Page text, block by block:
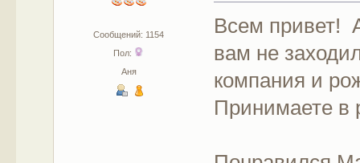
Сообщений: 1154
Пол:
Аня
Всем привет!
вам не
компания и
Принимаете